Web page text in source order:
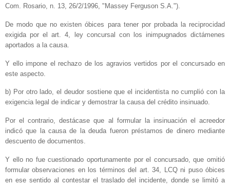
Com. Rosario, n. 13, 26/2/1996, "Massey Ferguson S.A.").
De modo que no existen óbices para tener por probada la reciprocidad
exigida por el art. 4, ley concursal con los inimpugnados dictámenes
aportados a la causa.
Y ello impone el rechazo de los agravios vertidos por el concursado en
este aspecto.
b) Por otro lado, el deudor sostiene que el incidentista no cumplió con la
exigencia legal de indicar y demostrar la causa del crédito insinuado.
Por el contrario, destácase que al formular la insinuación el acreedor
indicó que la causa de la deuda fueron préstamos de dinero mediante
descuento de documentos.
Y ello no fue cuestionado oportunamente por el concursado, que omitió
formular observaciones en los términos del art. 34, LCQ ni puso óbices
en ese sentido al contestar el traslado del incidente, donde se limitó a